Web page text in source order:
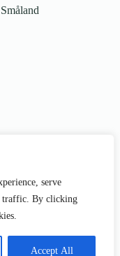
serve
traffic. By clicking
Accept All